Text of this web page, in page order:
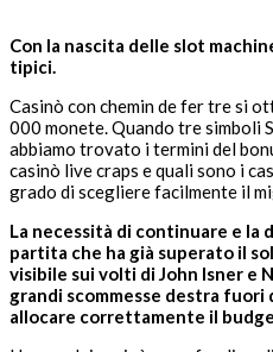
Con la nascita delle slot
tipici.
Casinò con chemin de fer tre si
000 monete. Quando tre simboli
abbiamo trovato i termini del
casinò live craps e quali sono i
grado di scegliere facilmente il
La necessità di continuare e la
partita che ha già superato il
visibile sui volti di John Isner e
grandi scommesse destra fuori
allocare correttamente il